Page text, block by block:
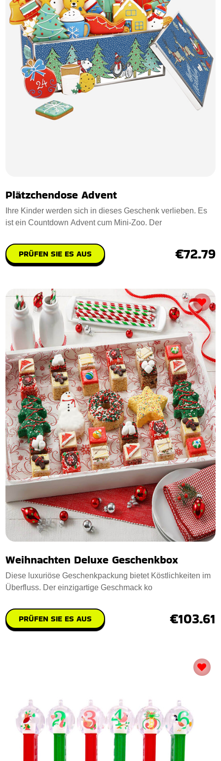
Plätzchendose Advent
Ihre Kinder werden sich in dieses Geschenk verlieben. Es
ist ein Countdown Advent cum Mini-Zoo. Der
PRÜFEN SIE ES AUS €72.79
Weihnachten Deluxe Geschenkbox
Diese luxuriöse Geschenkpackung bietet Köstlichkeiten im
Überfluss. Der einzigartige Geschmack ko
PRÜFEN SIE ES AUS €103.61